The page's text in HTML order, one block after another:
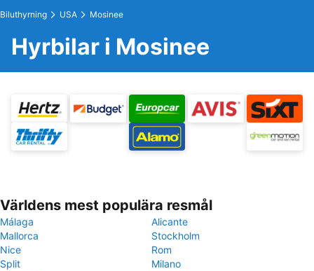
Biluthyrning USA Mosinee
Hyrbilar i Mosinee
Världens mest populära resmål
Málaga
Alicante
Mallorca
Stockholm
Nice
Rom
Split
Milano